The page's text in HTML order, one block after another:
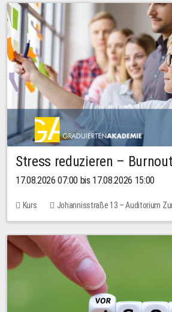
Stress reduzieren –
17.08.2026 07:00 bis 17.08.2026 15:00
Kurs Johannisstraße 13 – Auditorium
10,00 EUR